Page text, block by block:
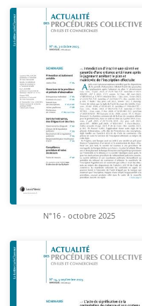
N°16 - octobre 2025